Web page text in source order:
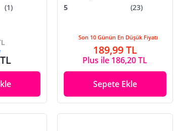
Astarlı
(1) 5 (23)
Son 10 Günün En Düşük Fiyatı
189,99 TL
Plus ile 186,20 TL
Sepete Ekle